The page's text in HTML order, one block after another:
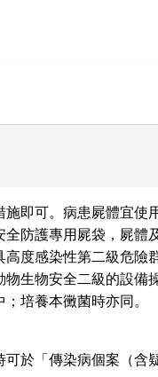
即可。病患屍體宜
防護專用屍袋，屍
度感染性第二級危
生物安全二級的設備
培養本黴菌時亦同。
於「傳染病個案（含